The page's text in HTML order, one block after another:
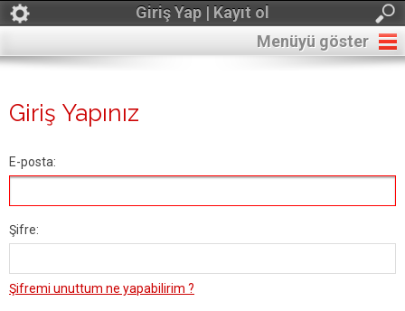
Giriş Yap | Kayıt ol
Menüyü göster
Giriş Yapınız
E-posta:
Şifre:
Şifremi unuttum ne yapabilirim ?